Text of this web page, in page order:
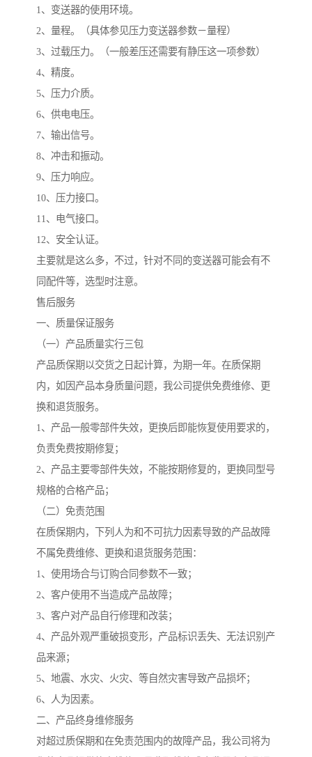
1、变送器的使用环境。
2、量程。（具体参见压力变送器参数－量程）
3、过载压力。（一般差压还需要有静压这一项参数）
4、精度。
5、压力介质。
6、供电电压。
7、输出信号。
8、冲击和振动。
9、压力响应。
10、压力接口。
11、电气接口。
12、安全认证。
主要就是这么多，不过，针对不同的变送器可能会有不
同配件等，选型时注意。
售后服务
一、质量保证服务
（一）产品质量实行三包
产品质保期以交货之日起计算，为期一年。在质保期
内，如因产品本身质量问题，我公司提供免费维修、更
换和退货服务。
1、产品一般零部件失效，更换后即能恢复使用要求的，
负责免费按期修复；
2、产品主要零部件失效，不能按期修复的，更换同型号
规格的合格产品；
（二）免责范围
在质保期内，下列人为和不可抗力因素导致的产品故障
不属免费维修、更换和退货服务范围：
1、使用场合与订购合同参数不一致；
2、客户使用不当造成产品故障；
3、客户对产品自行修理和改装；
4、产品外观严重破损变形，产品标识丢失、无法识别产
品来源；
5、地震、水灾、火灾、等自然灾害导致产品损坏；
6、人为因素。
二、产品终身维修服务
对超过质保期和在免责范围内的故障产品，我公司将为